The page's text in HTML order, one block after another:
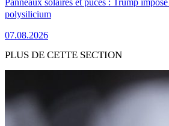
Panneaux solaires et puces : Trump
polysilicium
07.08.2026
PLUS DE CETTE SECTION